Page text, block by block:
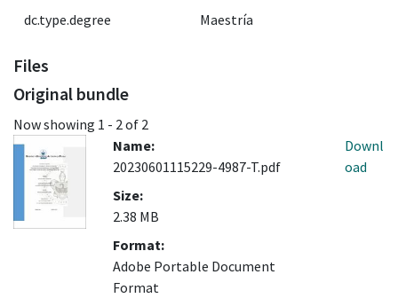
dc.type.degree Maestría
Files
Original bundle
Now showing 1 - 2 of 2
Name:
20230601115229-4987-T.pdf
Size:
2.38 MB
Format:
Adobe Portable Document
Format
Downl
oad